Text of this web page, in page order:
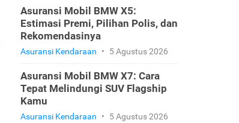
Asuransi Mobil BMW X5:
Estimasi Premi, Pilihan Polis, dan
Rekomendasinya
Asuransi Kendaraan • 5 Agustus 2026
Asuransi Mobil BMW X7: Cara
Tepat Melindungi SUV Flagship
Kamu
Asuransi Kendaraan • 5 Agustus 2026